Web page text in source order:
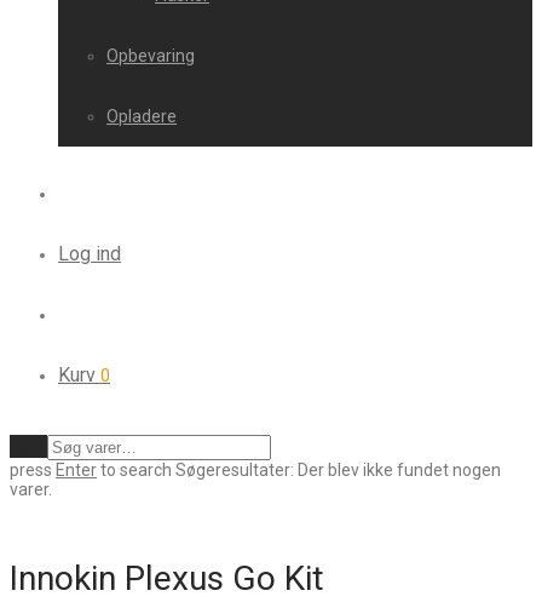
Opbevaring
Opladere
Log ind
Kurv 0
press Enterto search Søgeresultater: Der blev ikke fundet nogen
varer.
Innokin Plexus Go Kit